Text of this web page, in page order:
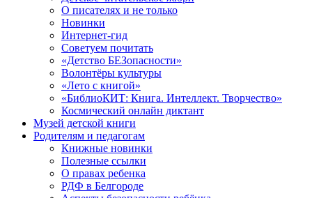
О писателях и не только
Новинки
Интернет-гид
Советуем почитать
«Детство БЕЗопасности»
Волонтёры культуры
«Лето с книгой»
«БиблиоКИТ: Книга. Интеллект. Творчество»
Космический онлайн диктант
Музей детской книги
Родителям и педагогам
Книжные новинки
Полезные ссылки
О правах ребенка
РДФ в Белгороде